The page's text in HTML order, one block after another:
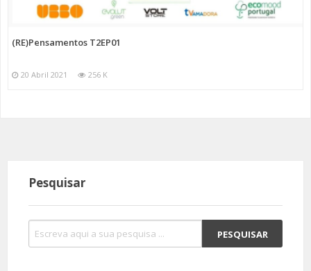
(RE)Pensamentos T2EP01
20 Abril 2021 256 K
Pesquisar